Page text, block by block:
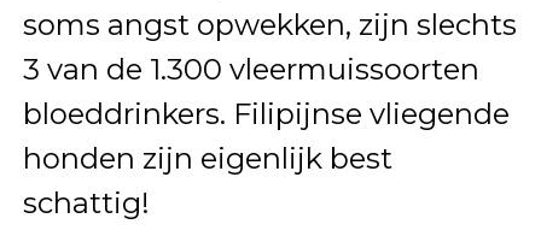
soms angst opwekken, zijn slechts
3 van de 1.300 vleermuissoorten
bloeddrinkers. Filipijnse vliegende
honden zijn eigenlijk best
schattig!